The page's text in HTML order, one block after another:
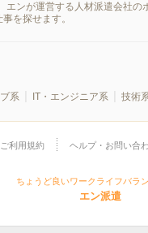
ンが運営する人材派遣会社
を探せます。
系 IT・エンジニア系 技術
ご利用規約 ヘルプ・お問い合
ちょうど良いワークライフバラ
エン派遣